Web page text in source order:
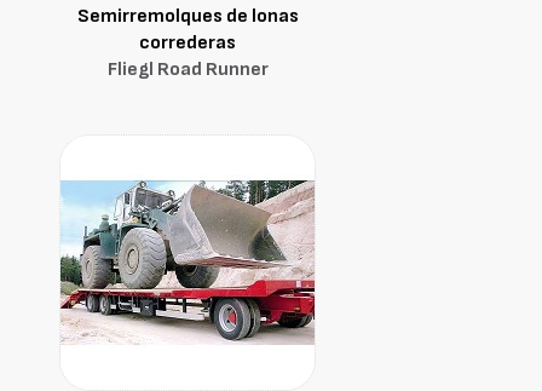
Semirremolques de lonas
correderas
Fliegl Road Runner